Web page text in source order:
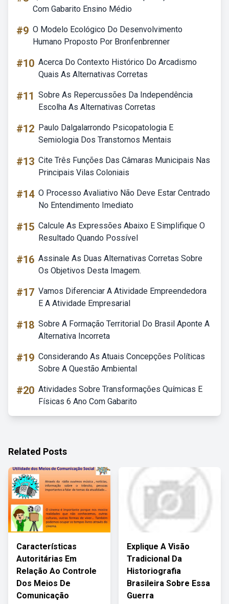
Com Gabarito Ensino Médio
#9 O Modelo Ecológico Do Desenvolvimento
Humano Proposto Por Bronfenbrenner
#10 Acerca Do Contexto Histórico Do Arcadismo
Quais As Alternativas Corretas
#11 Sobre As Repercussões Da Independência
Escolha As Alternativas Corretas
#12 Paulo Dalgalarrondo Psicopatologia E
Semiologia Dos Transtornos Mentais
#13 Cite Três Funções Das Câmaras Municipais Nas
Principais Vilas Coloniais
#14 O Processo Avaliativo Não Deve Estar Centrado
No Entendimento Imediato
#15 Calcule As Expressões Abaixo E Simplifique O
Resultado Quando Possível
#16 Assinale As Duas Alternativas Corretas Sobre
Os Objetivos Desta Imagem.
#17 Vamos Diferenciar A Atividade Empreendedora
E A Atividade Empresarial
#18 Sobre A Formação Territorial Do Brasil Aponte A
Alternativa Incorreta
#19 Considerando As Atuais Concepções Políticas
Sobre A Questão Ambiental
#20 Atividades Sobre Transformações Químicas E
Físicas 6 Ano Com Gabarito
Related Posts
Características
Autoritárias Em
Relação Ao Controle
Dos Meios De
Comunicação
Explique A Visão
Tradicional Da
Historiografia
Brasileira Sobre Essa
Guerra